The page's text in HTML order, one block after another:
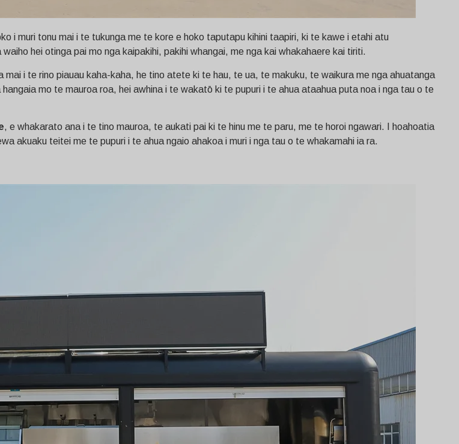
i muri tonu mai i te tukunga me te kore e hoko taputapu kihini taapiri, ki te kawe i etahi atu
hei otinga pai mo nga kaipakihi, pakihi whangai, me nga kai whakahaere kai tiriti.
i te rino piauau kaha-kaha, he tino atete ki te hau, te ua, te makuku, te waikura me nga ahuatanga
mo te mauroa roa, hei awhina i te wakatō ki te pupuri i te ahua ataahua puta noa i nga tau o te
, e whakarato ana i te tino mauroa, te aukati pai ki te hinu me te paru, me te horoi ngawari. I hoahoatia
akuaku teitei me te pupuri i te ahua ngaio ahakoa i muri i nga tau o te whakamahi ia ra.